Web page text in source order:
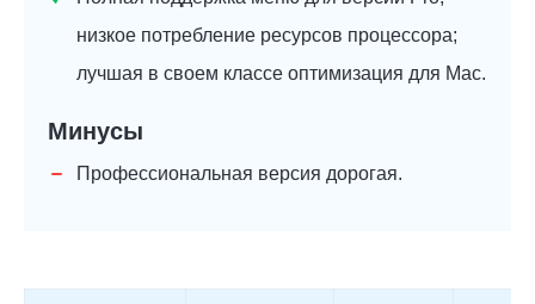
низкое потребление ресурсов процессора;
лучшая в своем классе оптимизация для Mac.
Минусы
Профессиональная версия дорогая.